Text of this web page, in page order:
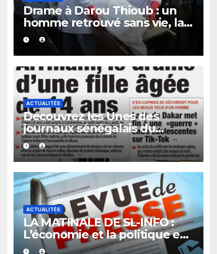
Drame à Darou Thioub : un
homme retrouvé sans vie, la
présence de traces de sang
alimente les premières
investigations.
ACTUALITÉS
Découvrez les Unes des
journaux sénégalais du
vendredi 07 août 2026
ACTUALITÉS
LA MATINALE DE SL-INFO :
L’économie et la politique en
vedette